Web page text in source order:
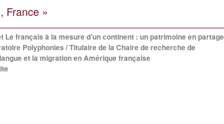
France »
Le français à la mesure d’un continent : un patrimoine en
Polyphonies / Titulaire de la Chaire de recherche de
et la migration en Amérique française